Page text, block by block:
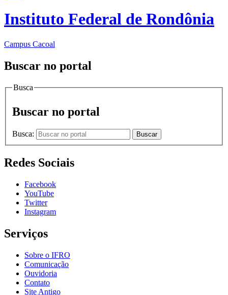
Instituto Federal de Rondônia
Campus Cacoal
Buscar no portal
Busca
Buscar no portal
Busca: Buscar
Redes Sociais
Facebook
YouTube
Twitter
Instagram
Serviços
Sobre o IFRO
Comunicação
Ouvidoria
Contato
Site Antigo